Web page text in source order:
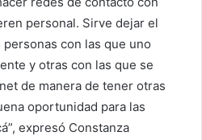
personal. Sirve dejar el
con las que uno
y otras con las que se
de manera de tener otras
oportunidad para las
expresó Constanza